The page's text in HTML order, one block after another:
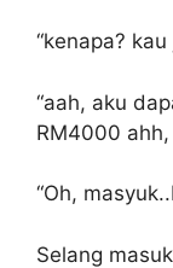
“kenapa? kau
“aah, aku
RM4000
“Oh,
Selang